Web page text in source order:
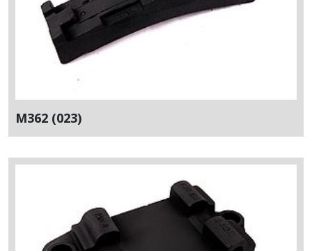
M362 (023)